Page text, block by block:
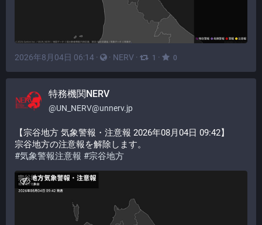
2026年8月04日 06:14 · · NERV · 1 · 0
特務機関NERV
@UN_NERV@unnerv.jp
【宗谷地方 気象警報・注意報 2026年08月04日 09:42】
宗谷地方の注意報を解除します。
#気象警報注意報 #宗谷地方